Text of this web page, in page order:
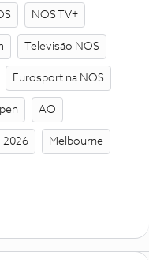
NOS TV+
Televisão NOS
Eurosport na NOS
AO
2026 Melbourne